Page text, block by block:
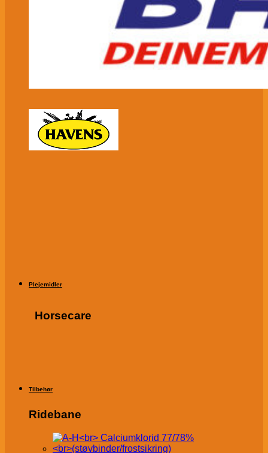
Plejemidler
Horsecare
Tilbehør
Ridebane